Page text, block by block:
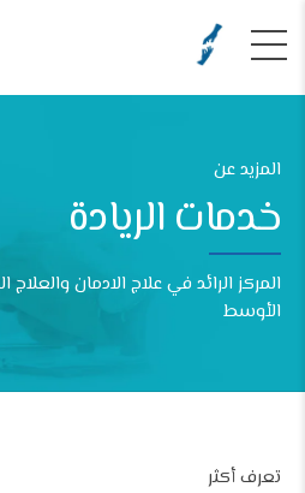
المزيد عن
خدمات الريادة
المركز الرائد في علاج الادمان
الأوسط
تعرف أكثر